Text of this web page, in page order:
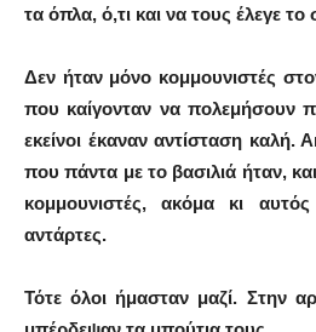
τα όπλα, ό,τι και να τους έλεγε το
Δεν ήταν μόνο κομμουνιστές
που καίγονταν να πολεμήσουν
εκείνοι έκαναν αντίσταση καλή.
που πάντα με το βασιλιά ήταν,
κομμουνιστές, ακόμα κι
αντάρτες.
Τότε όλοι ήμασταν μαζί. Στην